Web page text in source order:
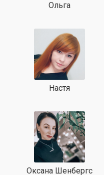
Ольга
Настя
Оксана Шенбергс